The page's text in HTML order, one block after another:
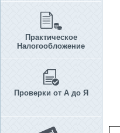
Практическое
Налогообложение
Проверки от А до Я